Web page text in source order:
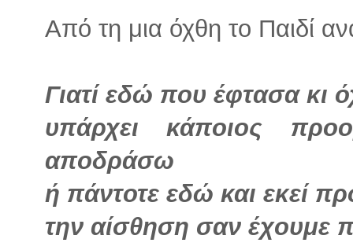
Από τη μια όχθη το Παιδί
Γιατί εδώ που έφτασα κι
υπάρχει κάποιος
αποδράσω
ή πάντοτε εδώ και εκεί
την αίσθηση σαν έχουμε